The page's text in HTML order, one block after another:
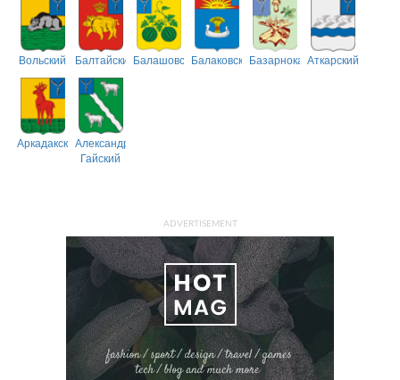
Вольский БалтайскийБалашовскийБалаковскийБазарнокарабулакский
Аткарский
АркадакскийАлександрово-
Гайский
ADVERTISEMENT